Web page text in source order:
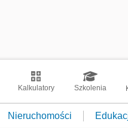
Kalkulatory Szkolenia
Nieruchomości